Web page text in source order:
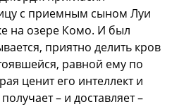
с приемным сыном Луи
на озере Комо. И был
приятно делить кров
равной ему по
ценит его интеллект и
– и доставляет –